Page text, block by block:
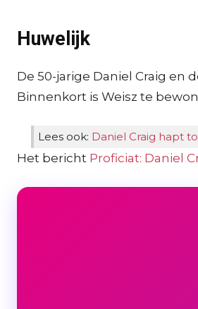
Huwelijk
De 50-jarige Daniel Craig en
Binnenkort is Weisz te
Lees ook: Daniel Craig hapt
Het bericht Proficiat: Daniel